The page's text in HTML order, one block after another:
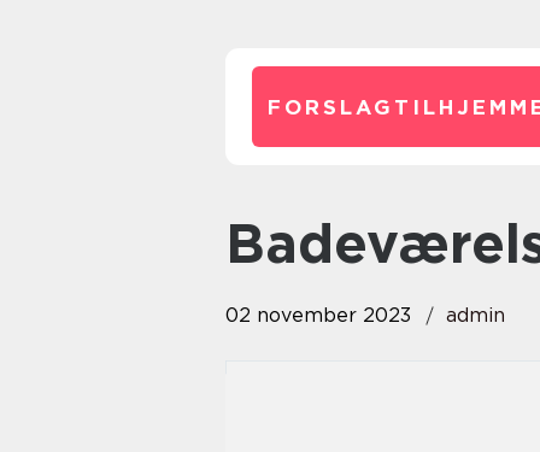
02 november 2023 admin